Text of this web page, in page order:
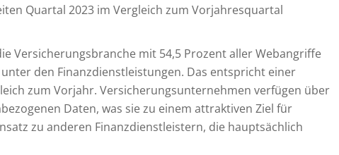
Quartal 2023 im Vergleich zum Vorjahresquartal
Versicherungsbranche mit 54,5 Prozent aller Webangriffe
den Finanzdienstleistungen. Das entspricht einer
zum Vorjahr. Versicherungsunternehmen verfügen über
Daten, was sie zu einem attraktiven Ziel für
zu anderen Finanzdienstleistern, die hauptsächlich